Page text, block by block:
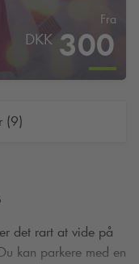
Fra
DKK 300
(9)
det rart at vide på
kan parkere med en